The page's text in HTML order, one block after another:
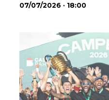
07/07/2026 · 18:00